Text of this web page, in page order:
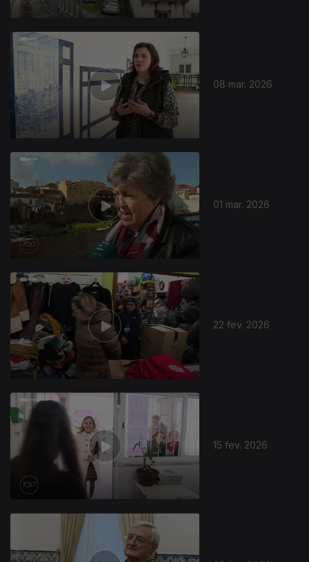
08 mar. 2026
01 mar. 2026
22 fev. 2026
910506
15 fev. 2026